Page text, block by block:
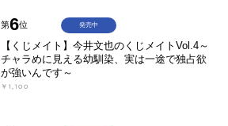
第6位
【くじメイト】今井文也のくじメイトVol.4～
チャラめに見える幼馴染、実は一途で独占欲
が強いんです～
￥1,100
発売中